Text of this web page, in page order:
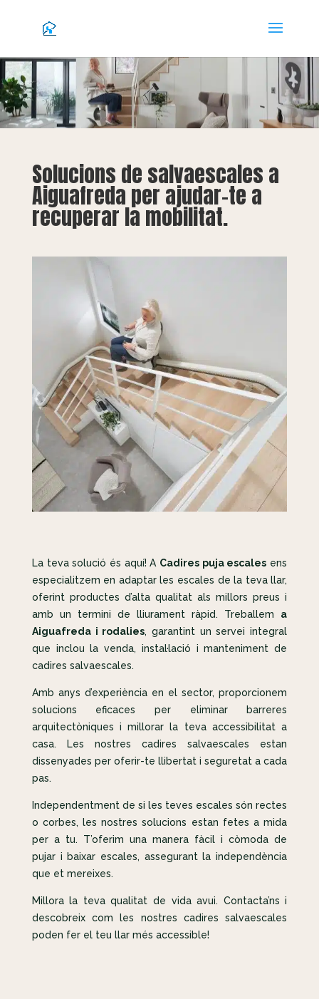
Solucions de salvaescales a
Aiguafreda per ajudar-te a
recuperar la mobilitat.
La teva solució és aquí! A Cadires puja escales ens
especialitzem en adaptar les escales de la teva llar,
oferint productes d’alta qualitat als millors preus i
amb un termini de lliurament ràpid. Treballem a
Aiguafreda i rodalies, garantint un servei integral
que inclou la venda, instal·lació i manteniment de
cadires salvaescales.
Amb anys d’experiència en el sector, proporcionem
solucions eficaces per eliminar barreres
arquitectòniques i millorar la teva accessibilitat a
casa. Les nostres cadires salvaescales estan
dissenyades per oferir-te llibertat i seguretat a cada
pas.
Independentment de si les teves escales són rectes
o corbes, les nostres solucions estan fetes a mida
per a tu. T’oferim una manera fàcil i còmoda de
pujar i baixar escales, assegurant la independència
que et mereixes.
Millora la teva qualitat de vida avui. Contacta’ns i
descobreix com les nostres cadires salvaescales
poden fer el teu llar més accessible!